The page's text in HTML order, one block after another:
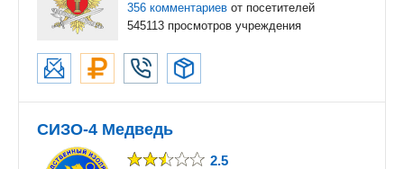
356 комментариев от посетителей
545113 просмотров учреждения
СИЗО-4 Медведь
2.5